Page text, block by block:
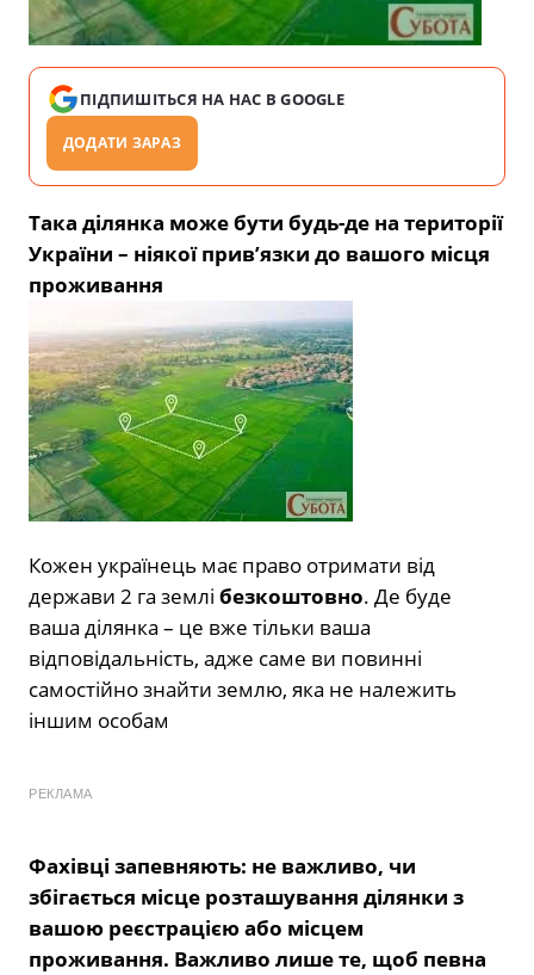
ПІДПИШІТЬСЯ НА НАС В GOOGLE
ДОДАТИ ЗАРАЗ
Така ділянка може бути будь-де на території
України – ніякої прив’язки до вашого місця
проживання
Кожен українець має право отримати від
держави 2 га землі безкоштовно. Де буде
ваша ділянка – це вже тільки ваша
відповідальність, адже саме ви повинні
самостійно знайти землю, яка не належить
іншим особам
РЕКЛАМА
Фахівці запевняють: не важливо, чи
збігається місце розташування ділянки з
вашою реєстрацією або місцем
проживання. Важливо лише те, щоб певна